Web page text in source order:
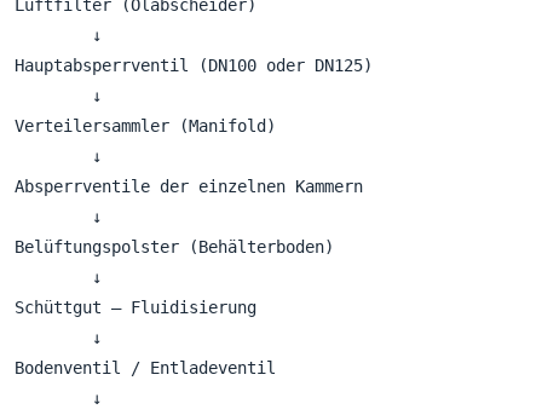
Luftfilter (Ölabscheider)
        ↓
Hauptabsperrventil (DN100 oder DN125)
        ↓
Verteilersammler (Manifold)
        ↓
Absperrventile der einzelnen Kammern
        ↓
Belüftungspolster (Behälterboden)
        ↓
Schüttgut – Fluidisierung
        ↓
Bodenventil / Entladeventil
        ↓